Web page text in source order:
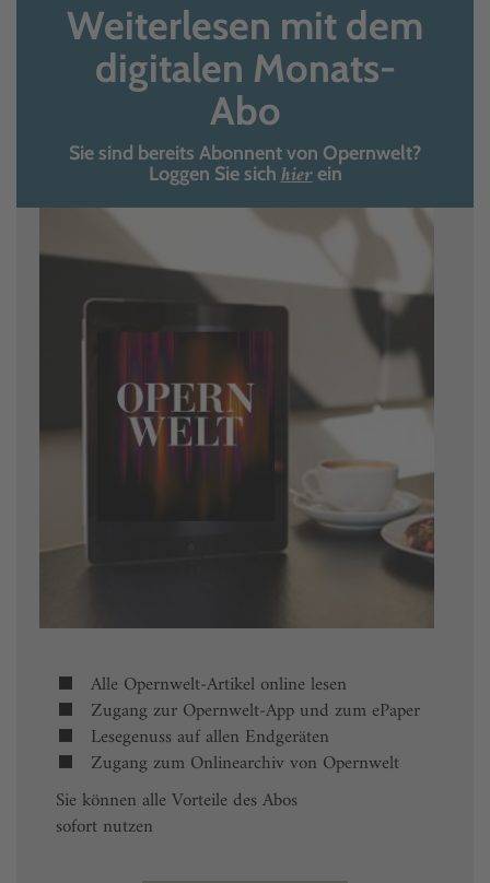
Weiterlesen mit dem
digitalen Monats-
Abo
Sie sind bereits Abonnent von Opernwelt?
Loggen Sie sich hierein
Alle Opernwelt-Artikel online lesen
Zugang zur Opernwelt-App und zum ePaper
Lesegenuss auf allen Endgeräten
Zugang zum Onlinearchiv von Opernwelt
Sie können alle Vorteile des Abos
sofort nutzen